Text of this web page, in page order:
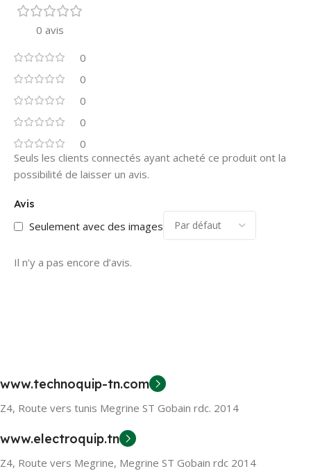
0 avis
0
0
0
0
0
Avis
Seulement avec des images
Il n’y a pas encore d’avis.
Seuls les clients connectés ayant acheté ce produit ont la
possibilité de laisser un avis.
www.technoquip-tn.com
Z4, Route vers tunis Megrine ST Gobain rdc. 2014
www.electroquip.tn
Z4, Route vers Megrine, Megrine ST Gobain rdc 2014